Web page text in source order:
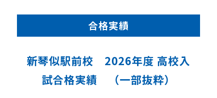
合格実績
新琴似駅前校 2026年度 高校入
試合格実績 （一部抜粋）